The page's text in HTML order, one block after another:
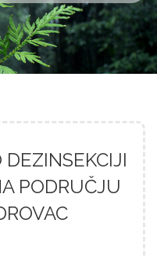
PODRUČJU